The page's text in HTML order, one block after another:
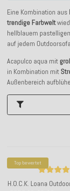
Eine Kombination aus
trendige Farbwelt
hellblauem
auf jedem
Acapulco aqua mit
in Kombination mit
Außenbereich
Top bewertet
H.O.C.K. Loana